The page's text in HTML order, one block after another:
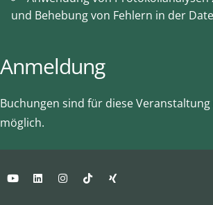
und Behebung von Fehlern in der
Anmeldung
Buchungen sind für diese
möglich.